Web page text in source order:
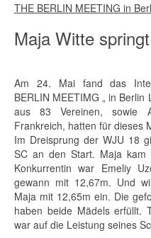
THE BERLIN MEETING in
Maja Witte
Am 24. Mai fand das
BERLIN MEETIMG „ in
aus 83 Vereinen, sowie
Frankreich, hatten für dieses
Im Dreisprung der WJU 18
SC an den Start. Maja kam
Konkurrentin war Emeliy
gewann mit 12,67m. Und
Maja mit 12,65m ein. Die
haben beide Mädels erfüllt.
war auf die Leistung seines